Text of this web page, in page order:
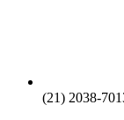
(21) 2038-